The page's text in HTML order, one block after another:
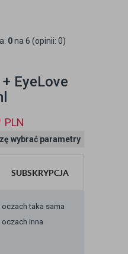
0na 6 (opinii: 0)
EyeLove
PLN
wybrać parametry
SUBSKRYPCJA
taka sama
inna